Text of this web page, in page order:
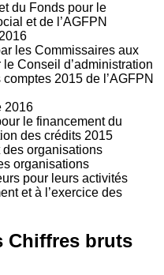
du Fonds pour le
et de l’AGFPN
les Commissaires aux
Conseil d’administration
2015 de l’AGFPN
2016
le financement du
des crédits 2015
organisations
organisations
pour leurs activités
et à l’exercice des
Chiffres bruts